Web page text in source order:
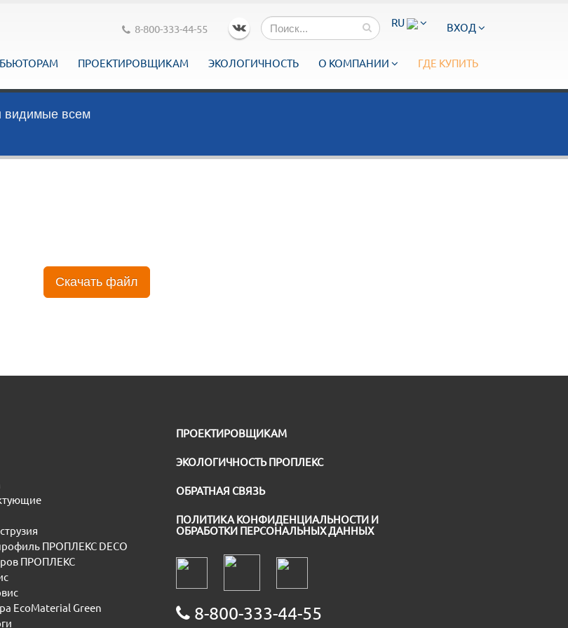
RU ВХОД
8-800-333-44-55
ПРОЕКТИРОВЩИКАМ ЭКОЛОГИЧНОСТЬ О КОМПАНИИ ГДЕ КУПИТЬ
видимые всем
Скачать файл
ПРОПЛЕКС DECO
ПРОПЛЕКС
EcoMaterial Green
ПРОЕКТИРОВЩИКАМ
ЭКОЛОГИЧНОСТЬ ПРОПЛЕКС
ОБРАТНАЯ СВЯЗЬ
ПОЛИТИКА КОНФИДЕНЦИАЛЬНОСТИ И
ОБРАБОТКИ ПЕРСОНАЛЬНЫХ ДАННЫХ
8-800-333-44-55